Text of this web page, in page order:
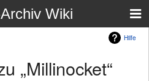
Wiki
Hilfe
„Millinocket“